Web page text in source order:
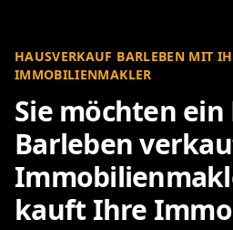
HAUSVERKAUF BARLEBEN MIT
IMMOBILIENMAKLER
Sie möchten ein
Barleben
kauft Ihre